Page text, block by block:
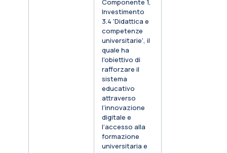
Componente 1,
Investimento
3.4 'Didattica e
competenze
universitarie', il
quale ha
l'obiettivo di
rafforzare il
sistema
educativo
attraverso
l’innovazione
digitale e
l’accesso alla
formazione
universitaria e